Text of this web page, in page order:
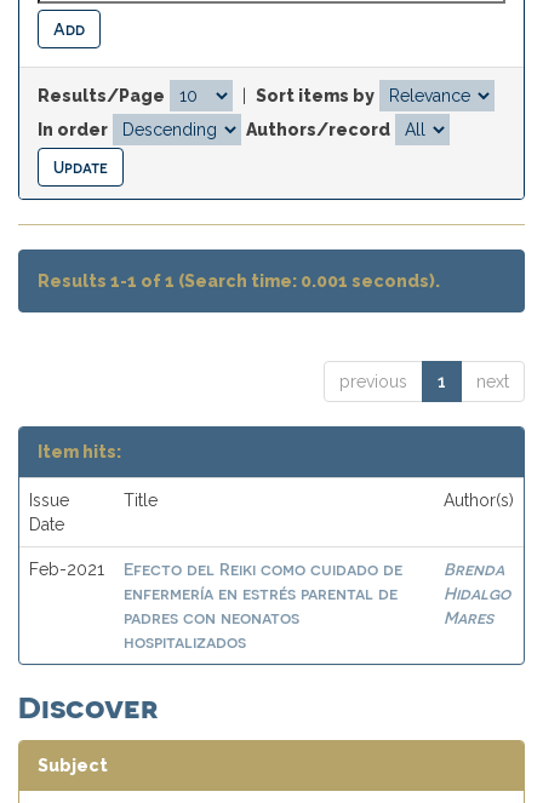
Results/Page
Sort items by
In order
Authors/record
Results 1-1 of 1 (Search time: 0.001 seconds).
previous 1 next
Item hits:
Issue
Date
Title Author(s)
Feb-2021
Efecto del Reiki como cuidado de
enfermería en estrés parental de
padres con neonatos
hospitalizados
Brenda
Hidalgo
Mares
Discover
Subject